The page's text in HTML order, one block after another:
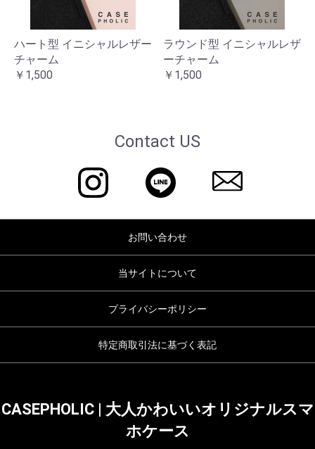
ハート型 イニシャルレザー
チャーム
￥1,500
ラウンド型 イニシャルレザ
ーチャーム
￥1,500
Contact US
お問い合わせ
当サイトについて
プライバシーポリシー
特定商取引法に基づく表記
CASEPHOLIC | 大人かわいいオリジナルスマ
ホケース